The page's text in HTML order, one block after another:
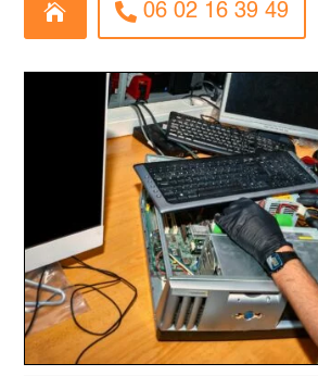
06 02 16 39 49